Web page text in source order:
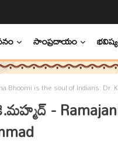
సాంప్రదాయం
is the soul of Indians: Dr.
-